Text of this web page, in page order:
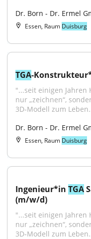
Dr. Born - Dr. Ermel
Essen, Raum Duisburg
TGA-
"...seit einigen Jahren
nur „zeichnen“,
3D‑Modell zum
Dr. Born - Dr. Ermel
Essen, Raum Duisburg
Ingenieur*in TGA
(m/w/d)
"...seit einigen Jahren
nur „zeichnen“,
3D‑Modell zum